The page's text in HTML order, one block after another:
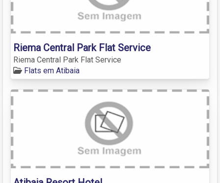
Riema Central Park Flat Service
Riema Central Park Flat Service
Flats em Atibaia